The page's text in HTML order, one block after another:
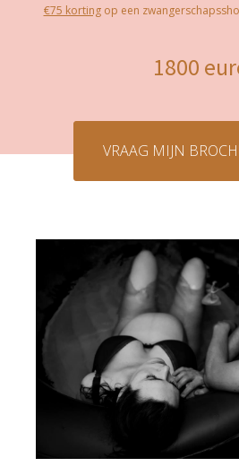
€75 kortingop een
1800
VRAAG MIJN